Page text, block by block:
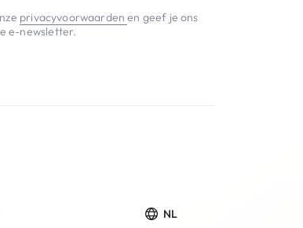
privacyvoorwaardenen geef je ons
e-newsletter.
NL